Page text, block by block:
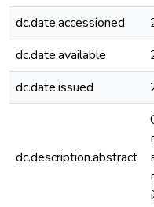
dc.date.accessioned
dc.date.available
dc.date.issued
dc.description.abstract